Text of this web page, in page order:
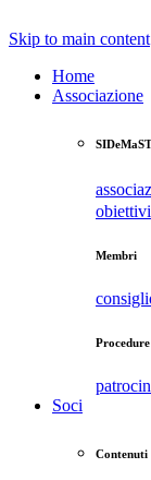
Skip to main content
Home
Associazione
SIDeMaST
obiettivi
Membri
Procedure
Soci
Contenuti